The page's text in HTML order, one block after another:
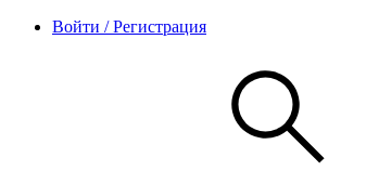
Войти / Регистрация